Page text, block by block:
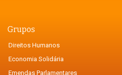
Grupos
Direitos Humanos
Economia Solidária
Emendas Parlamentares